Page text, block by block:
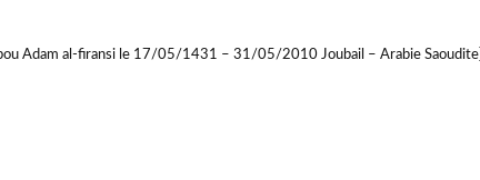
Adam al-firansi le 17/05/1431 – 31/05/2010 Joubail – Arabie Saoudite]